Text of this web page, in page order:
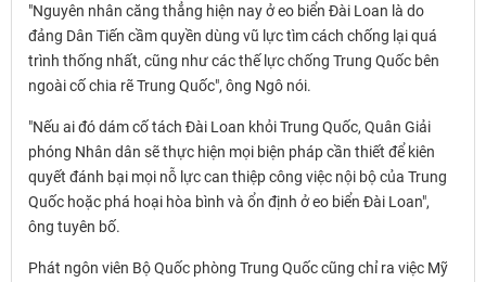
"Nguyên nhân căng thẳng hiện nay ở eo biển Đài Loan là do
đảng Dân Tiến cầm quyền dùng vũ lực tìm cách chống lại quá
trình thống nhất, cũng như các thế lực chống Trung Quốc bên
ngoài cố chia rẽ Trung Quốc", ông Ngô nói.
"Nếu ai đó dám cố tách Đài Loan khỏi Trung Quốc, Quân Giải
phóng Nhân dân sẽ thực hiện mọi biện pháp cần thiết để kiên
quyết đánh bại mọi nỗ lực can thiệp công việc nội bộ của Trung
Quốc hoặc phá hoại hòa bình và ổn định ở eo biển Đài Loan",
ông tuyên bố.
Phát ngôn viên Bộ Quốc phòng Trung Quốc cũng chỉ ra việc Mỹ